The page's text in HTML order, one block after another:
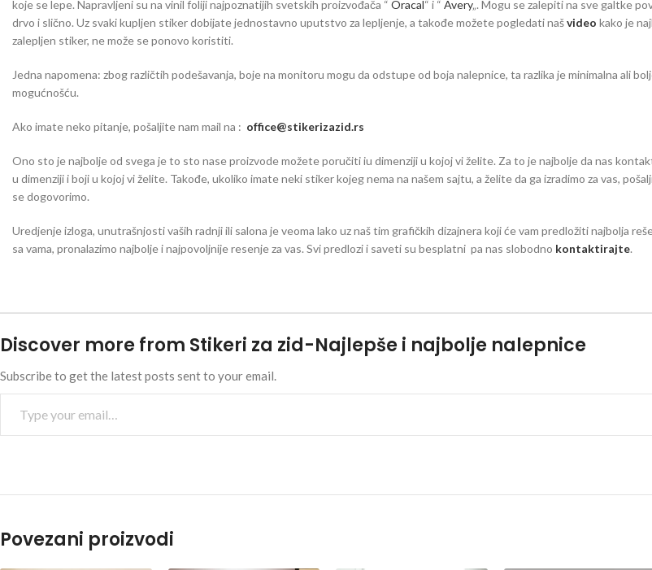
koje se lepe. Napravljeni su na vinil foliji najpoznatijih svetskih proizvođača “ Oracal“ i “ Avery„. Mogu se zalepiti na sve galtke
drvo i slično. Uz svaki kupljen stiker dobijate jednostavno uputstvo za lepljenje, a takođe možete pogledati našvideo kako je
zalepljen stiker, ne može se ponovo koristiti.
Jedna napomena: zbog različtih podešavanja, boje na monitoru mogu da odstupe od boja nalepnice, ta razlika je minimalna ali
mogućnošću.
Ako imate neko pitanje, pošaljite nam mail na : office@stikerizazid.rs
Ono sto je najbolje od svega je to sto nase proizvode možete poručiti iu dimenziji u kojoj vi želite. Za to je najbolje da nas
u dimenziji i boji u kojoj vi želite. Takođe, ukoliko imate neki stiker kojeg nema na našem sajtu, a želite da ga izradimo za vas,
se dogovorimo.
Uredjenje izloga, unutrašnjosti vaših radnji ili salona je veoma lako uz naš tim grafičkih dizajnera koji će vam predložiti najbolja
sa vama, pronalazimo najbolje i najpovoljnije resenje za vas. Svi predlozi i saveti su besplatni pa nas slobodno kontaktirajte.
Discover more from Stikeri za zid-Najlepše i najbolje nalepnice
Subscribe to get the latest posts sent to your email.
Povezani proizvodi